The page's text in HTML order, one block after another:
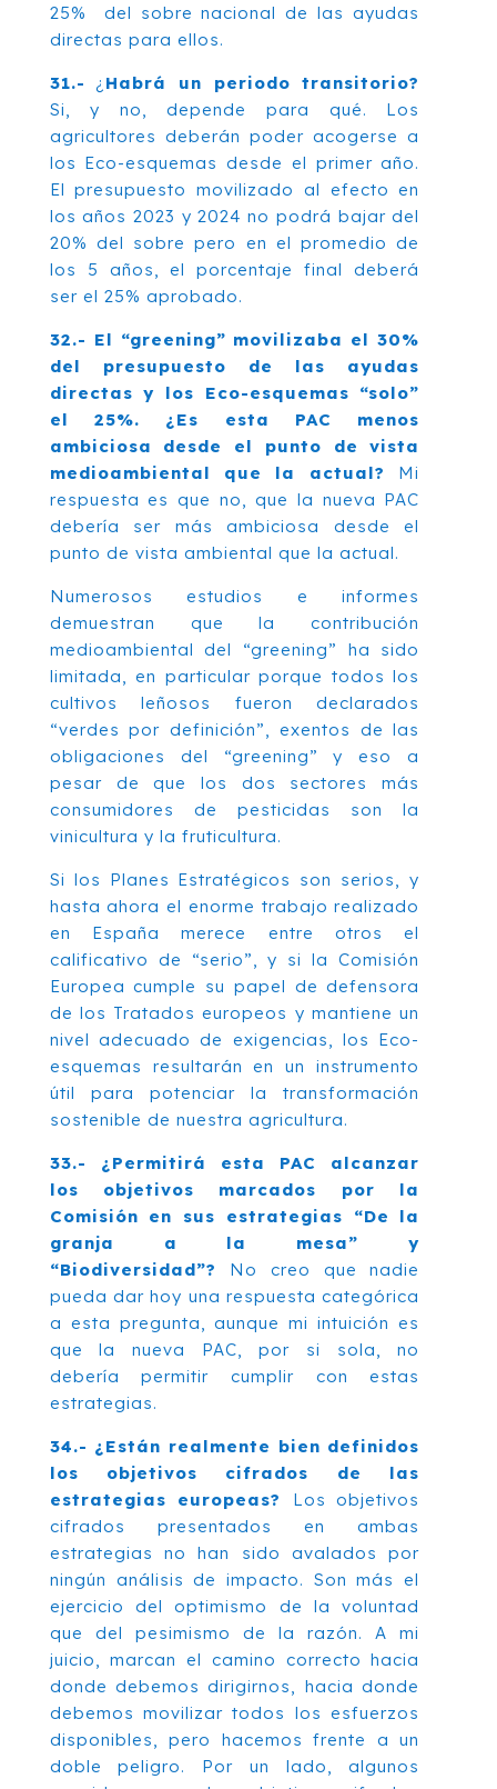
25% del sobre nacional de las ayudas
directas para ellos.
31.- ¿ Habrá un periodo transitorio?
Si, y no, depende para qué. Los
agricultores deberán poder acogerse a
los Eco-esquemas desde el primer año.
El presupuesto movilizado al efecto en
los años 2023 y 2024 no podrá bajar del
20% del sobre pero en el promedio de
los 5 años, el porcentaje final deberá
ser el 25% aprobado.
32.- El “greening” movilizaba el 30%
del presupuesto de las ayudas
directas y los Eco-esquemas “solo”
el 25%. ¿Es esta PAC menos
ambiciosa desde el punto de vista
medioambiental que la actual? Mi
respuesta es que no, que la nueva PAC
debería ser más ambiciosa desde el
punto de vista ambiental que la actual.
Numerosos estudios e informes
demuestran que la contribución
medioambiental del “greening” ha sido
limitada, en particular porque todos los
cultivos leñosos fueron declarados
“verdes por definición”, exentos de las
obligaciones del “greening” y eso a
pesar de que los dos sectores más
consumidores de pesticidas son la
vinicultura y la fruticultura.
Si los Planes Estratégicos son serios, y
hasta ahora el enorme trabajo realizado
en España merece entre otros el
calificativo de “serio”, y si la Comisión
Europea cumple su papel de defensora
de los Tratados europeos y mantiene un
nivel adecuado de exigencias, los Eco-
esquemas resultarán en un instrumento
útil para potenciar la transformación
sostenible de nuestra agricultura.
33.- ¿Permitirá esta PAC alcanzar
los objetivos marcados por la
Comisión en sus estrategias “De la
granja a la mesa” y
“Biodiversidad”? No creo que nadie
pueda dar hoy una respuesta categórica
a esta pregunta, aunque mi intuición es
que la nueva PAC, por si sola, no
debería permitir cumplir con estas
estrategias.
34.- ¿Están realmente bien definidos
los objetivos cifrados de las
estrategias europeas? Los objetivos
cifrados presentados en ambas
estrategias no han sido avalados por
ningún análisis de impacto. Son más el
ejercicio del optimismo de la voluntad
que del pesimismo de la razón. A mi
juicio, marcan el camino correcto hacia
donde debemos dirigirnos, hacia donde
debemos movilizar todos los esfuerzos
disponibles, pero hacemos frente a un
doble peligro. Por un lado, algunos